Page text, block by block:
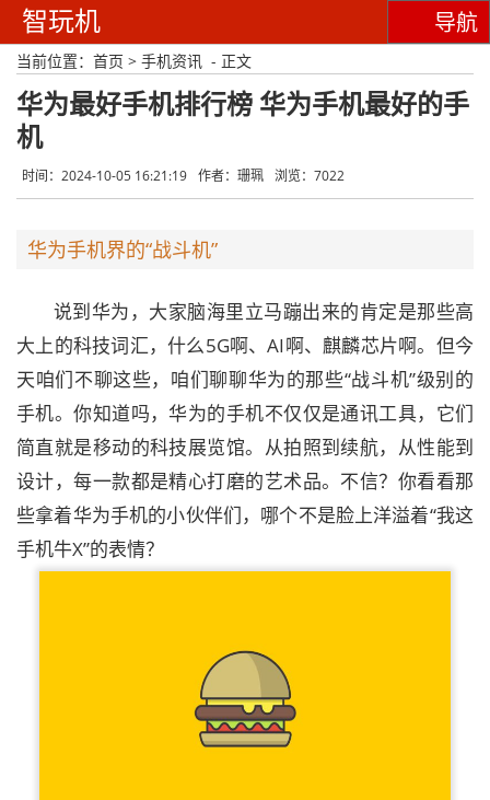
智玩机 导航
当前位置： 首页 > 手机资讯 - 正文
华为最好手机排行榜 华为手机最好的手
机
时间：2024-10-05 16:21:19 作者：珊珮 浏览：7022
华为手机界的“战斗机”
说到华为，大家脑海里立马蹦出来的肯定是那些高
大上的科技词汇，什么5G啊、AI啊、麒麟芯片啊。但今
天咱们不聊这些，咱们聊聊华为的那些“战斗机”级别的
手机。你知道吗，华为的手机不仅仅是通讯工具，它们
简直就是移动的科技展览馆。从拍照到续航，从性能到
设计，每一款都是精心打磨的艺术品。不信？你看看那
些拿着华为手机的小伙伴们，哪个不是脸上洋溢着“我这
手机牛X”的表情？